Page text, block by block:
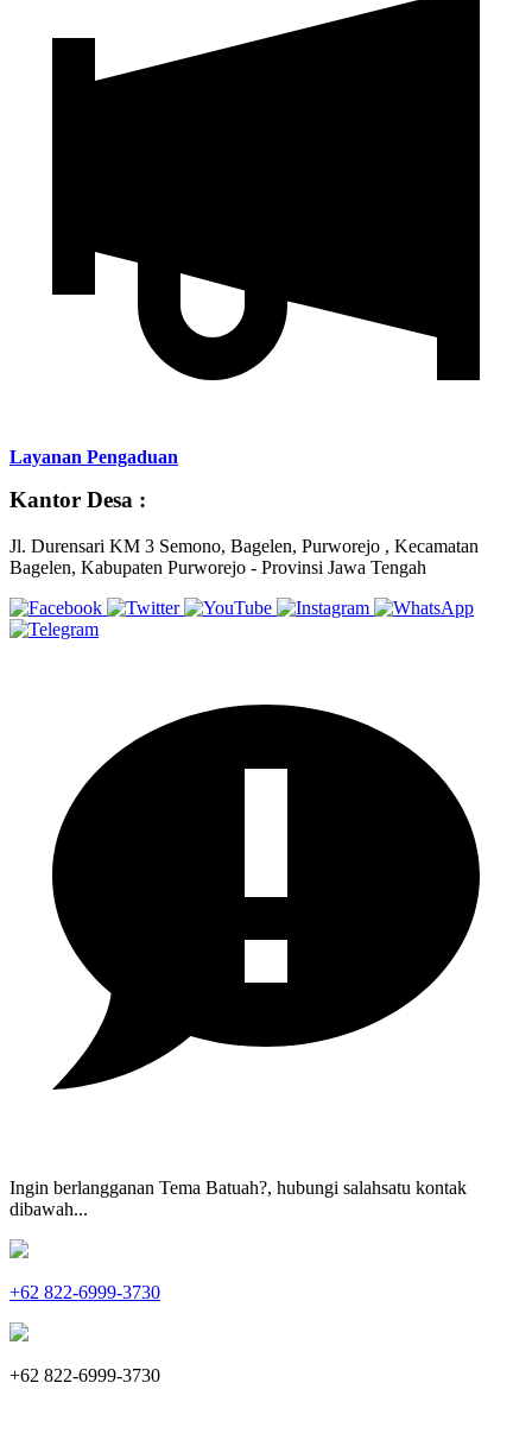
Layanan Pengaduan
Kantor Desa :
Jl. Durensari KM 3 Semono, Bagelen, Purworejo , Kecamatan
Bagelen, Kabupaten Purworejo - Provinsi Jawa Tengah
Ingin berlangganan Tema Batuah?, hubungi salahsatu kontak
dibawah...
+62 822-6999-3730
+62 822-6999-3730